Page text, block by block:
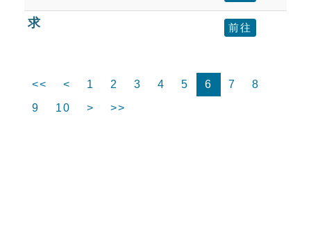
求 前往
<< < 1 2 3 4 5 6 7
8
9
10 > >>